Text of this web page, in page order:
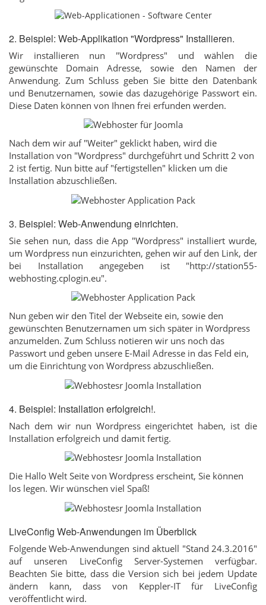
2. Beispiel: Web-Applikation "Wordpress" Installieren.
Wir installieren nun "Wordpress" und wählen die
gewünschte Domain Adresse, sowie den Namen der
Anwendung. Zum Schluss geben Sie bitte den Datenbank
und Benutzernamen, sowie das dazugehörige Passwort ein.
Diese Daten können von Ihnen frei erfunden werden.
Nach dem wir auf "Weiter" geklickt haben, wird die
Installation von "Wordpress" durchgeführt und Schritt 2 von
2 ist fertig. Nun bitte auf "fertigstellen" klicken um die
Installation abzuschließen.
3. Beispiel: Web-Anwendung einrichten.
Sie sehen nun, dass die App "Wordpress" installiert wurde,
um Wordpress nun einzurichten, gehen wir auf den Link, der
bei Installation angegeben ist "http://station55-
webhosting.cplogin.eu".
Nun geben wir den Titel der Webseite ein, sowie den
gewünschten Benutzernamen um sich später in Wordpress
anzumelden. Zum Schluss notieren wir uns noch das
Passwort und geben unsere E-Mail Adresse in das Feld ein,
um die Einrichtung von Wordpress abzuschließen.
4. Beispiel: Installation erfolgreich!.
Nach dem wir nun Wordpress eingerichtet haben, ist die
Installation erfolgreich und damit fertig.
Die Hallo Welt Seite von Wordpress erscheint, Sie können
los legen. Wir wünschen viel Spaß!
LiveConfig Web-Anwendungen im Überblick
Folgende Web-Anwendungen sind aktuell "Stand 24.3.2016"
auf unseren LiveConfig Server-Systemen verfügbar.
Beachten Sie bitte, dass die Version sich bei jedem Update
ändern kann, dass von Keppler-IT für LiveConfig
veröffentlicht wird.